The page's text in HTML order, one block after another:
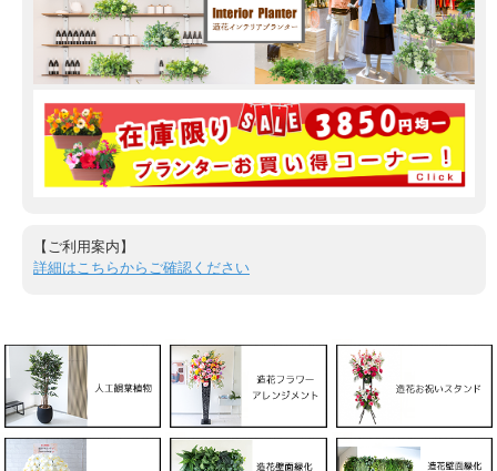
【ご利用案内】
詳細はこちらからご確認ください